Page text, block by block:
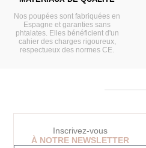
Nos poupées sont fabriquées en
Espagne et garanties sans
phtalates. Elles bénéficient d'un
cahier des charges rigoureux,
respectueux des normes CE.
Inscrivez-vous
À NOTRE NEWSLETTER